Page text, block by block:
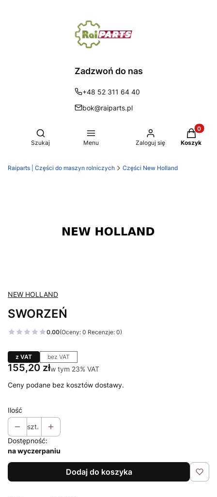
Zadzwoń do nas
+48 52 311 64 40
bok@raiparts.pl
Otwórz wyszukiwarkę
Szukaj Menu Zaloguj się Koszyk
Raiparts | Części do maszyn rolniczych Części New Holland
NEW HOLLAND
SWORZEŃ
0.00(Oceny: 0 Recenzje: 0)
z VAT bez VAT
Cena
155,20 złw tym 23% VAT
w tym 23% VAT
Ceny podane bez kosztów dostawy.
Ilość
szt.
Dostępność:
na wyczerpaniu
Dodaj do koszyka